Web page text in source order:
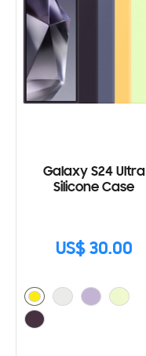
Galaxy S24 Ultra
Silicone Case
US$ 30.00